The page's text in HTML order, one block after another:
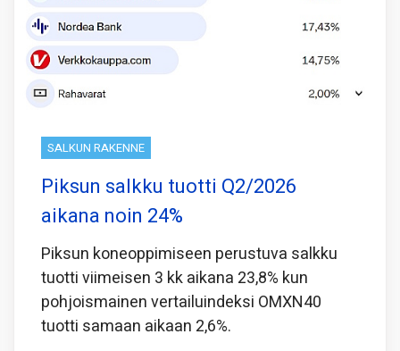
SALKUN RAKENNE
Piksun salkku tuotti Q2/2026
aikana noin 24%
Piksun koneoppimiseen perustuva salkku
tuotti viimeisen 3 kk aikana 23,8% kun
pohjoismainen vertailuindeksi OMXN40
tuotti samaan aikaan 2,6%.